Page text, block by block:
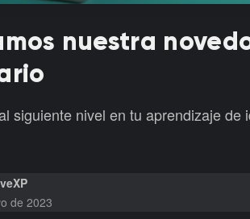
nuestra
siguiente nivel en tu aprendizaje de
de 2023